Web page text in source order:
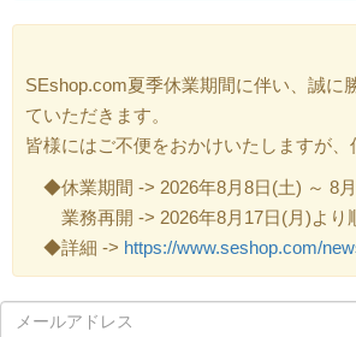
SEshop.com夏季休業期間に伴い、誠に
ていただきます。
皆様にはご不便をおかけいたしますが
◆休業期間 -> 2026年8月8日(土) ～ 8
業務再開 -> 2026年8月17日(月)より
◆詳細 -> https://www.seshop.com/